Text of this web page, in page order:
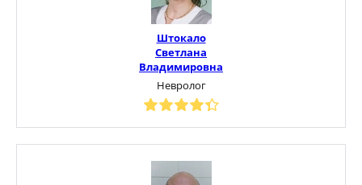
Штокало
Светлана
Владимировна
Невролог